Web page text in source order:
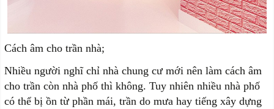
Cách âm cho trần nhà;
Nhiều người nghĩ chỉ nhà chung cư mới nên làm cách âm
cho trần còn nhà phố thì không. Tuy nhiên nhiều nhà phố
có thể bị ồn từ phần mái, trần do mưa hay tiếng xây dựng